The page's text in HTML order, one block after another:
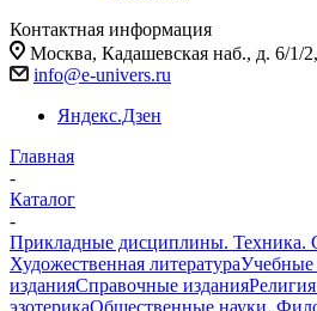
Контактная информация
Москва, Кадашевская наб., д. 6/1/
info@e-univers.ru
Яндекс.Дзен
Главная
-
Каталог
-
Прикладные дисциплины. Техника.
Художественная литератураУчебные
изданияСправочные издания
эзотерикаОбщественные науки.